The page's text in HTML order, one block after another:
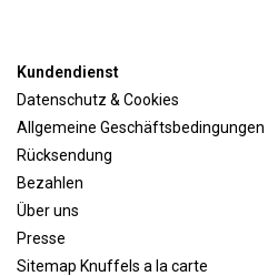
Kundendienst
Datenschutz & Cookies
Allgemeine
Rücksendung
Bezahlen
Über uns
Presse
Sitemap Knuffels a la carte